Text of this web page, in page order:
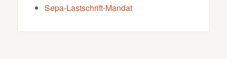
Sepa-Lastschrift-Mandat